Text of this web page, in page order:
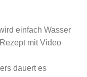
einfach Wasser
mit Video
dauert es